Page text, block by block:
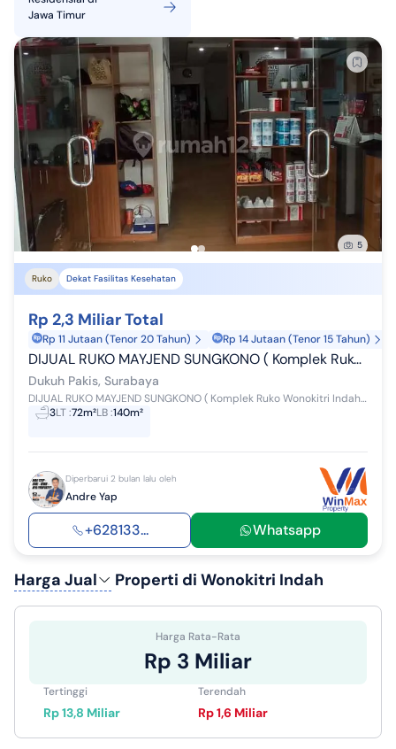
Jawa Timur
5
Ruko Dekat Fasilitas Kesehatan
Rp 2,3 Miliar Total
Rp 11 Jutaan (Tenor 20 Tahun) Rp 14 Jutaan (Tenor 15 Tahun)
DIJUAL RUKO MAYJEND SUNGKONO ( Komplek Ruko Wonokitri Indah ) Surabaya
Dukuh Pakis, Surabaya
DIJUAL RUKO MAYJEND SUNGKONO ( Komplek Ruko Wonokitri Indah ) Bangunan 2 lantai Lokasi Strategis cocok untuk Perkantoran, Gudang, Toko, Apotek, De...
3LT:72m²LB:140m²
Diperbarui 2 bulan lalu oleh
Andre Yap
+628133... Whatsapp
Harga Jual Properti di Wonokitri Indah
Harga Rata-Rata
Rp 3 Miliar
Tertinggi
Rp 13,8 Miliar
Terendah
Rp 1,6 Miliar